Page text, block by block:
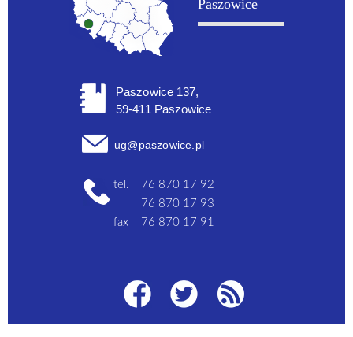
Paszowice
Paszowice 137,
59-411 Paszowice
ug@paszowice.pl
tel.
76 870 17 92
76 870 17 93
fax
76 870 17 91